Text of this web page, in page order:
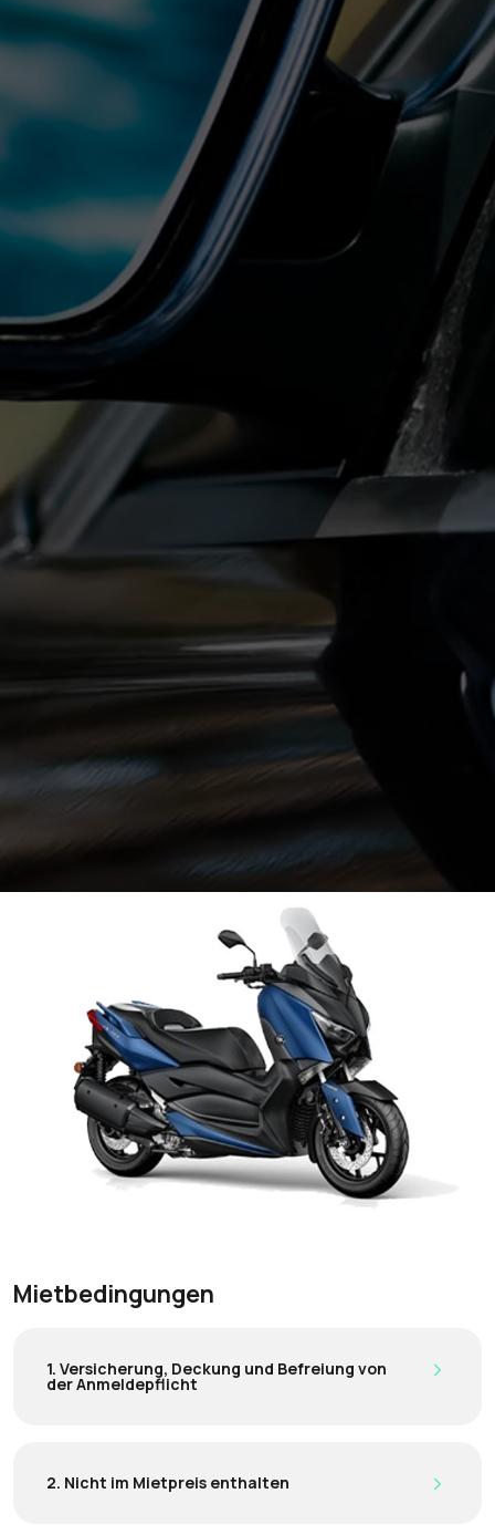
Mietbedingungen
1. Versicherung, Deckung und Befreiung von
der Anmeldepflicht
2. Nicht im Mietpreis enthalten